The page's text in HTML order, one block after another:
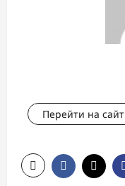
Перейти на сайт